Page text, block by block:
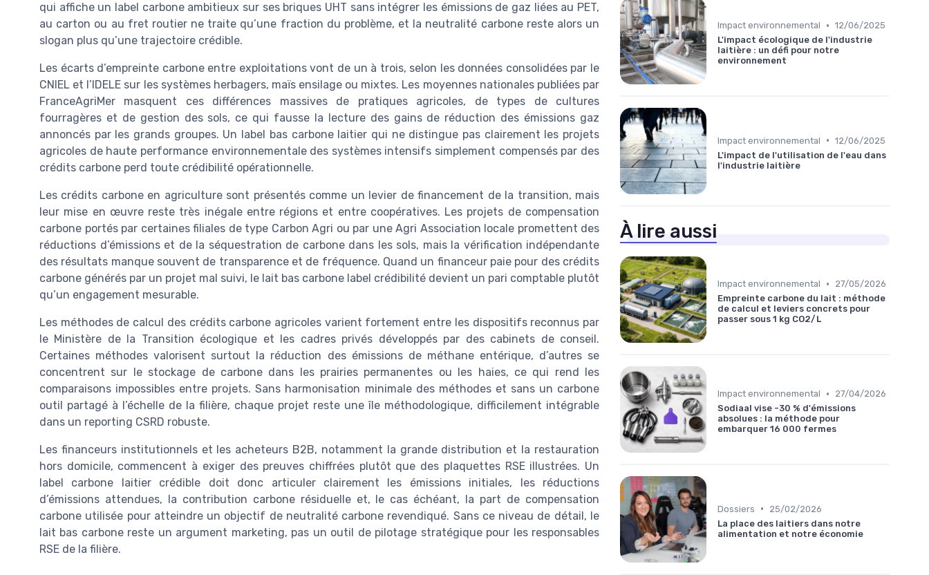
qui affiche un label carbone ambitieux sur ses briques UHT sans intégrer les émissions de gaz liées au PET,
au carton ou au fret routier ne traite qu’une fraction du problème, et la neutralité carbone reste alors un
slogan plus qu’une trajectoire crédible.
Les écarts d’empreinte carbone entre exploitations vont de un à trois, selon les données consolidées par le
CNIEL et l’IDELE sur les systèmes herbagers, maïs ensilage ou mixtes. Les moyennes nationales publiées par
FranceAgriMer masquent ces différences massives de pratiques agricoles, de types de cultures
fourragères et de gestion des sols, ce qui fausse la lecture des gains de réduction des émissions gaz
annoncés par les grands groupes. Un label bas carbone laitier qui ne distingue pas clairement les projets
agricoles de haute performance environnementale des systèmes intensifs simplement compensés par des
crédits carbone perd toute crédibilité opérationnelle.
Les crédits carbone en agriculture sont présentés comme un levier de financement de la transition, mais
leur mise en œuvre reste très inégale entre régions et entre coopératives. Les projets de compensation
carbone portés par certaines filiales de type Carbon Agri ou par une Agri Association locale promettent des
réductions d’émissions et de la séquestration de carbone dans les sols, mais la vérification indépendante
des résultats manque souvent de transparence et de fréquence. Quand un financeur paie pour des crédits
carbone générés par un projet mal suivi, le lait bas carbone label crédibilité devient un pari comptable plutôt
qu’un engagement mesurable.
Les méthodes de calcul des crédits carbone agricoles varient fortement entre les dispositifs reconnus par
le Ministère de la Transition écologique et les cadres privés développés par des cabinets de conseil.
Certaines méthodes valorisent surtout la réduction des émissions de méthane entérique, d’autres se
concentrent sur le stockage de carbone dans les prairies permanentes ou les haies, ce qui rend les
comparaisons impossibles entre projets. Sans harmonisation minimale des méthodes et sans un carbone
outil partagé à l’échelle de la filière, chaque projet reste une île méthodologique, difficilement intégrable
dans un reporting CSRD robuste.
Les financeurs institutionnels et les acheteurs B2B, notamment la grande distribution et la restauration
hors domicile, commencent à exiger des preuves chiffrées plutôt que des plaquettes RSE illustrées. Un
label carbone laitier crédible doit donc articuler clairement les émissions initiales, les réductions
d’émissions attendues, la contribution carbone résiduelle et, le cas échéant, la part de compensation
carbone utilisée pour atteindre un objectif de neutralité carbone revendiqué. Sans ce niveau de détail, le
lait bas carbone reste un argument marketing, pas un outil de pilotage stratégique pour les responsables
RSE de la filière.
Impact environnemental • 12/06/2025
L'impact écologique de l'industrie
laitière : un défi pour notre
environnement
Impact environnemental • 12/06/2025
L'impact de l'utilisation de l'eau dans
l'industrie laitière
À lire aussi
Impact environnemental •
27/05/2026
Empreinte carbone du lait : méthode
de calcul et leviers concrets pour
passer sous 1 kg CO2/L
Impact environnemental •
27/04/2026
Sodiaal vise -30 % d'émissions
absolues : la méthode pour
embarquer 16 000 fermes
Dossiers •
25/02/2026
La place des laitiers dans notre
alimentation et notre économie